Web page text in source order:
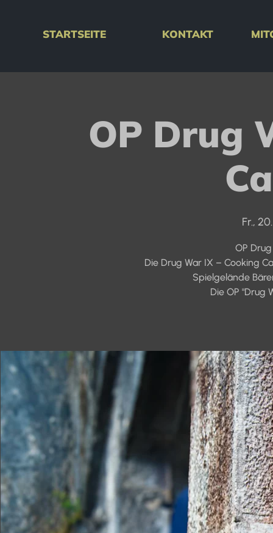
STARTSEITE KONTAKT
OP Drug
Fr.,
OP
Die Drug War IX – Cooking
Spielgelände
Die OP "Drug